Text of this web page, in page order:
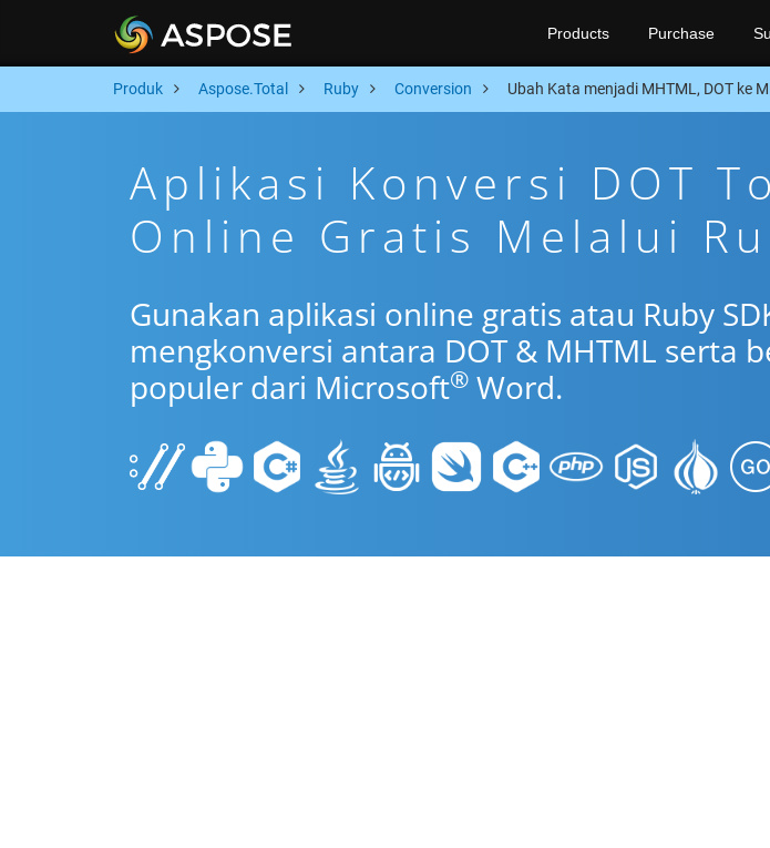
Products Purchase
Produk Aspose.Total Ruby Conversion Ubah Kata menjadi MHTML, DOT ke
Aplikasi Konversi DOT
Online Gratis Melalui
Gunakan aplikasi online gratis atau Ruby
mengkonversi antara DOT & MHTML serta
populer dari Microsoft® Word.